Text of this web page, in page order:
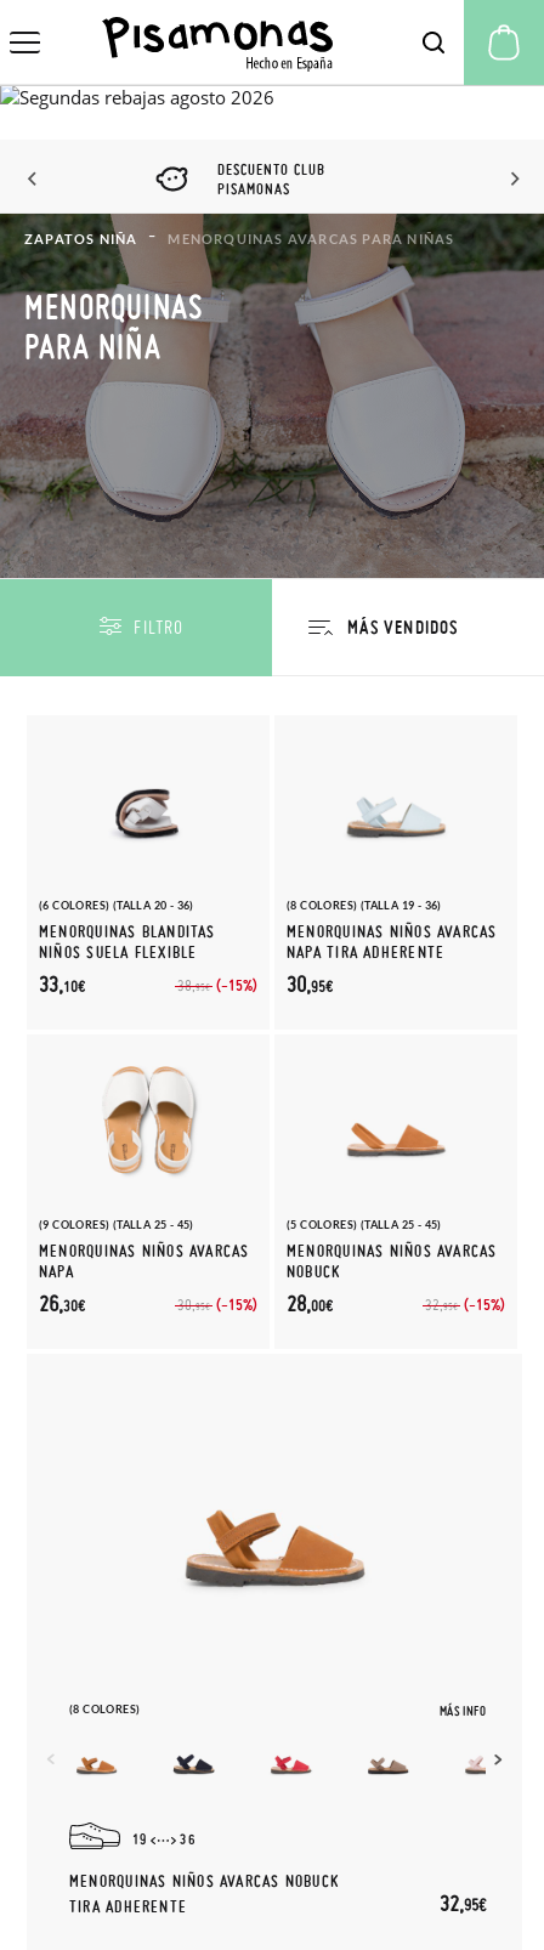
DESCUENTO CLUB
PISAMONAS
ZAPATOS NIÑA MENORQUINAS AVARCAS PARA NIÑAS
MENORQUINAS
PARA NIÑA
FILTRO
(6 COLORES) (TALLA 20 - 36)
MENORQUINAS BLANDITAS
NIÑOS SUELA FLEXIBLE
38,95€ (-15%)
33,10€
(8 COLORES) (TALLA 19 - 36)
MENORQUINAS NIÑOS AVARCAS
NAPA TIRA ADHERENTE
30,95€
(9 COLORES) (TALLA 25 - 45)
MENORQUINAS NIÑOS AVARCAS
NAPA
30,95€ (-15%)
26,30€
(5 COLORES) (TALLA 25 - 45)
MENORQUINAS NIÑOS AVARCAS
NOBUCK
32,95€ (-15%)
28,00€
(8 COLORES) MÁS INFO
19 36
MENORQUINAS NIÑOS AVARCAS NOBUCK
TIRA ADHERENTE
32,95€